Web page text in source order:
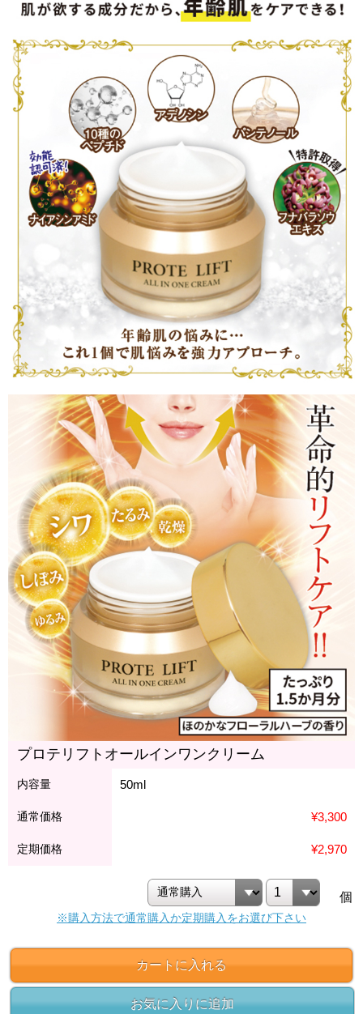
プロテリフトオールインワンクリーム
内容量 50ml
通常価格 ¥3,300
定期価格 ¥2,970
個
※購入方法で通常購入か定期購入をお選び下さい
カートに入れる
お気に入りに追加